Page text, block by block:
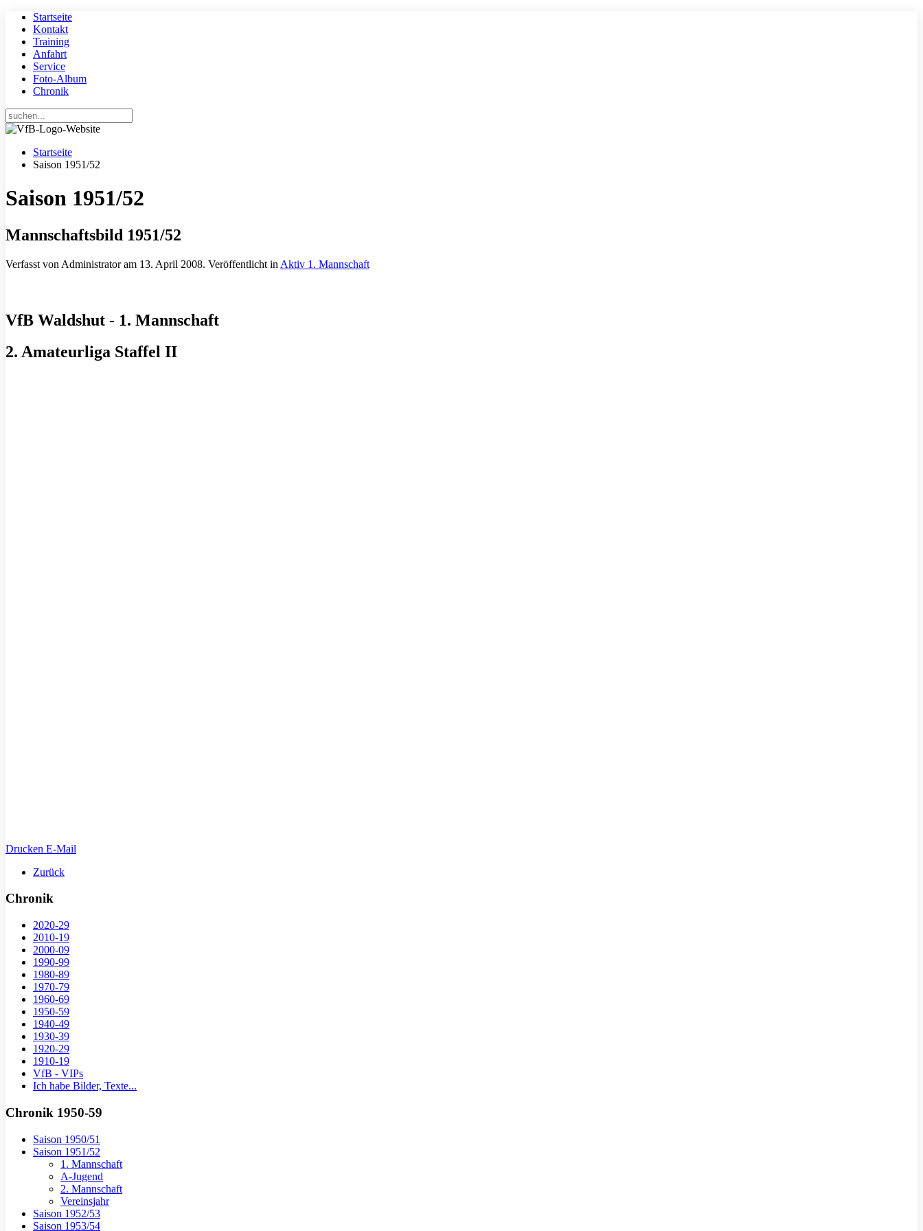
Startseite
Kontakt
Training
Anfahrt
Service
Foto-Album
Chronik
Startseite
Saison 1951/52
Saison 1951/52
Mannschaftsbild 1951/52
Verfasst von Administrator am 13. April 2008. Veröffentlicht in Aktiv 1. Mannschaft
VfB Waldshut - 1. Mannschaft
2. Amateurliga Staffel II
Drucken E-Mail
Zurück
Chronik
2020-29
2010-19
2000-09
1990-99
1980-89
1970-79
1960-69
1950-59
1940-49
1930-39
1920-29
1910-19
VfB - VIPs
Ich habe Bilder, Texte...
Chronik 1950-59
Saison 1950/51
Saison 1951/52
1. Mannschaft
A-Jugend
2. Mannschaft
Vereinsjahr
Saison 1952/53
Saison 1953/54